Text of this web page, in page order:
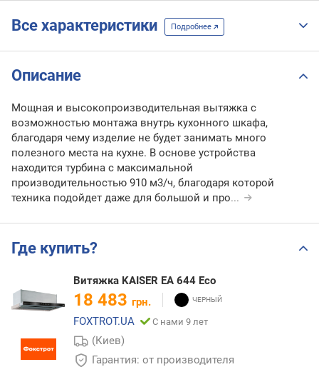
Все характеристики Подробнее
Описание
Мощная и высокопроизводительная вытяжка с
возможностью монтажа внутрь кухонного шкафа,
благодаря чему изделие не будет занимать много
полезного места на кухне. В основе устройства
находится турбина с максимальной
производительностью 910 м3/ч, благодаря которой
техника подойдет даже для большой и про...
Где купить?
Витяжка KAISER EA 644 Eco
18 483 грн.
FOXTROT.UA
С нами 9 лет
(Киев)
Гарантия: от производителя